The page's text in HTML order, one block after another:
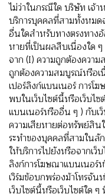
ไม่ว่าในกรณีใด บริษัท เจ้
บริการบุคคลที่สามทั้งหม
อื่นใดสําหรับทางตรงทาง
หายที่เป็นผลสืบเนื่องใด ๆ
จาก (I) ความถูกต้องควา
ถูกต้องความสมบูรณ์หรือเ
เปอร์ลิงก์แบนเนอร์ การโ
พบในเว็บไซต์นี้หรือเว็บไซ
แบนเนอร์หรืออื่น ๆ ) กับเ
ความเสียหายต่อทรัพย์สิน
ระทําของบุคคลที่สามในลั
ให้บริการไปยังหรือจากเว็
ลิงก์การโฆษณาแบนเนอร์
เวิร์มข้อบกพร่องม้าโทรจั
เว็บไซต์นี้หรือเว็บไซต์ใด